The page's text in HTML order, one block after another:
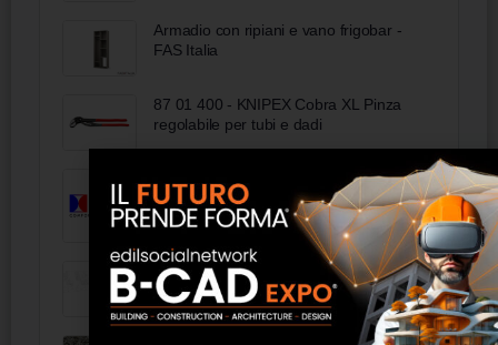
Armadio con ripiani e vano frigobar -
FAS Italia
87 01 400 - KNIPEX Cobra XL Pinza
regolabile per tubi e dadi
Corso: Catasto fabbricati DOCFA 2°
livello